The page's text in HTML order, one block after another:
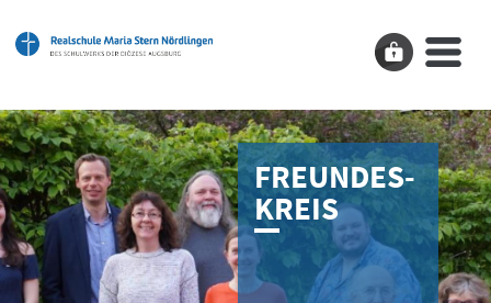
FREUNDES­
KREIS